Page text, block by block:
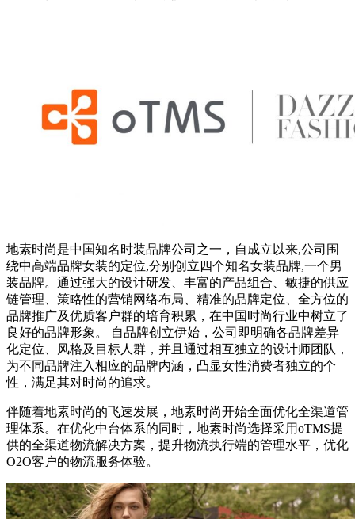
地素时尚是中国知名时装品牌公司之一，自成立以来,公司围
绕中高端品牌女装的定位,分别创立四个知名女装品牌,一个男
装品牌。通过强大的设计研发、丰富的产品组合、敏捷的供应
链管理、策略性的营销网络布局、精准的品牌定位、全方位的
品牌推广及优质客户群的培育积累，在中国时尚行业中树立了
良好的品牌形象。 自品牌创立伊始，公司即明确各品牌差异
化定位、风格及目标人群，并且通过相互独立的设计师团队，
为不同品牌注入相应的品牌内涵，凸显女性消费者独立的个
性，满足其对时尚的追求。
伴随着地素时尚的飞速发展，地素时尚开始全面优化全渠道管
理体系。在优化中台体系的同时，地素时尚选择采用oTMS提
供的全渠道物流解决方案，提升物流执行端的管理水平，优化
O2O客户的物流服务体验。